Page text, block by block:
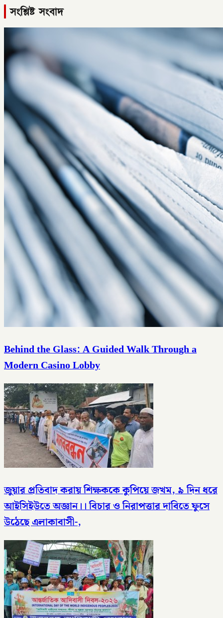
সংশ্লিষ্ট সংবাদ
Behind the Glass: A Guided Walk Through a
Modern Casino Lobby
জুয়ার প্রতিবাদ করায় শিক্ষককে কুপিয়ে জখম, ৯ দিন ধরে
আইসিইউতে অজ্ঞান।। বিচার ও নিরাপত্তার দাবিতে ফুসে
উঠেছে এলাকাবাসী-,